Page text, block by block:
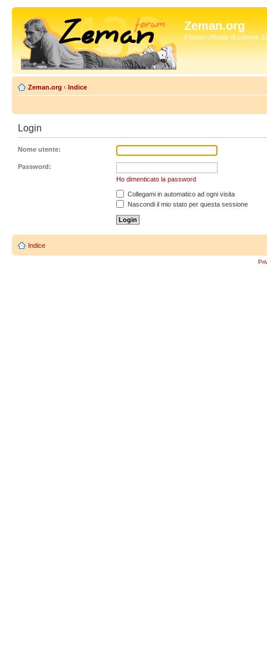
Zeman.org
Il forum ufficiale di Zdenek
Zeman.org ‹ Indice
Login
Nome utente:
Password:
Ho dimenticato la password
Collegami in automatico ad ogni visita
Nascondi il mio stato per questa sessione
Indice